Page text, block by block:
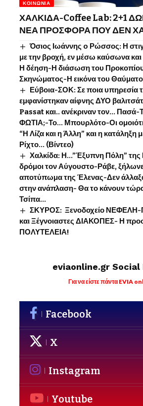
ΚΟΙΝΩΝΊΑ
ΧΑΛΚΙΔΑ-Coffee Lab: 2+1
ΝΕΑ ΠΡΟΣΦΟΡΑ ΠΟΥ ΔΕΝ
Όσιος Ιωάννης o Ρώσσος: Η
με την βροχή, εν μέσω καύσωνα
Η δέηση-Η διάσωση του Προκοπίου
Σκηνώματος-Η εικόνα του
Εύβοια-ΣΟΚ: Σε ποια υπηρεσία
εμφανίστηκαν αίφνης ΔΥΟ
Passat και.. ανέκριναν τον…
ΦΩΤΙΑ;-Το… Μπουρλότο-Οι
“Η Λίζα και η Άλλη” και η κατάληξη
Ρίχτο… (Βίντεο)
Χαλκίδα: Η…”Έξυπνη Πόλη” της
δρόμοι τον Αύγουστο-Ράβε,
αποτύπωμα της Έλενας-Δεν
στην ανάπλαση- Θα το κάνουν
Τσίπα…
ΣΚΥΡΟΣ: Ξενοδοχείο
και Ξέγνοιαστες ΔΙΑΚΟΠΕΣ- Η
ΠΟΛΥΤΕΛΕΙΑ!
eviaonline.gr Social
Για να είστε πάντα EVIA
Facebook
X
Instagram
Youtube